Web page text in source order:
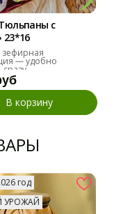
с
23*16
— удобно
В корзину
год
УРОЖАЙ